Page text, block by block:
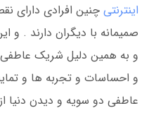
اینترنتیچنین افرادی دارای
صمیمانه با دیگران دارند .
و به همین دلیل شریک
و احساسات و تجربه ها و
عاطفی دو سویه و دیدن دنیا